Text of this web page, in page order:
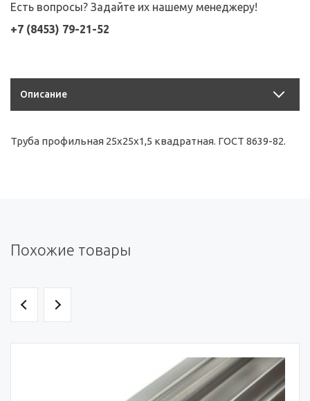
Есть вопросы? Задайте их нашему менеджеру!
+7 (8453) 79-21-52
Описание
Труба профильная 25х25х1,5 квадратная. ГОСТ 8639-82.
Похожие товары